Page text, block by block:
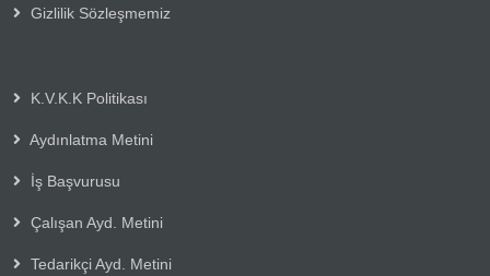
Gizlilik Sözleşmemiz
K.V.K.K Politikası
Aydınlatma Metini
İş Başvurusu
Çalışan Ayd. Metini
Tedarikçi Ayd. Metini